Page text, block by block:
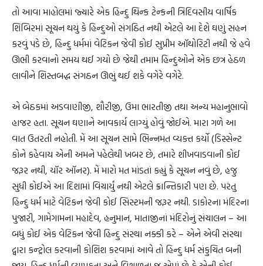
તો આવા માહોલમાં જ્યારે એક હિન્દુ થિન્ક ટેન્કની ત્રિદિવસીય વાર્ષિક
શિબિરમાં સૂચન થયું કે હિન્દુઓ સંગઠિત નથી એટલે આ દેશે ઘણું સહન
કરવું પડે છે, હિન્દુ ધર્મમાં વેટિકન જેવી કોઈ સુપ્રીમ ઑથોરિટી નથી જે હવે
ઊભી કરવાનો સમય થઈ ગયો છે જેથી તમામ હિન્દુઓને એક છત્ર હેઠળ
લાવીને શિસ્તબદ્ધ સંગઠન ઊભું થઈ શકે વગેરે વગેરે.
એ બેઠકમાં અડવાણીજી, શૌરીજી, ઉમા ભારતીજી તથા અન્ય મહાનુભાવો
હાજર હતા. સૂચન ઘણાને આવકાર્ય લાગ્યું હોવું જોઈએ. મારા ગળે આ
વાત ઉતરતી નહોતી. મેં આ સૂચન સામે ભિન્નમત વ્યક્ત કર્યો (ડિસ્સેન્ટ
કોને કહેવાય એની અમને પહેલેથી ખબર છે, તમારે શીખવાડવાની કોઈ
જરૂર નથી, યૉર ઑનર). મેં મારો મત માંડતાં કહ્યું કે સૂચન નવું છે, હજુ
સુધી કોઈએ આ દિશામાં વિચાર્યું નથી એટલે ક્રાન્તિકારી પણ છે. પરંતુ
હિન્દુ ધર્મ માટે વેટિકન જેવી કોઈ સિસ્ટમની જરૂર નથી. ડાકોરના મંદિરના
પુજારી, ગામેગામના મહાદેવ, હનુમાન, માતાજીનાં મંદિરોનું સંચાલન – આ
બધું કોઈ એક વેટિકન જેવી હિન્દુ સંસ્થા નક્કી કરે – એને એવી સંસ્થા
દ્વારા કન્ટ્રોલ કરવાની કોશિશ કરવામાં આવે તો હિન્દુ ધર્મ સંકુચિત બની